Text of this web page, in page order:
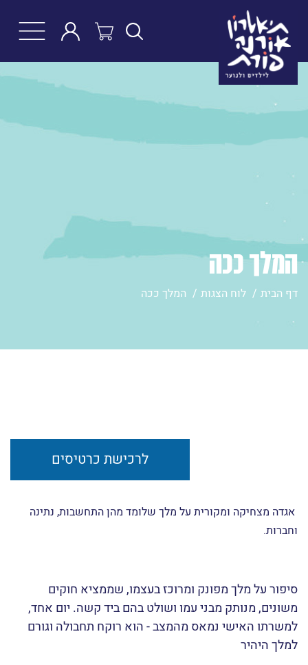
המלך ככה
דף הבית לוח הצגות המלך ככה
לרכישת כרטיסים
אגדה מצחיקה ומקורית על מלך שלומד מהן התחשבות, נתינה
וחברות.
סיפור על מלך מפונק ומרוכז בעצמו, שממציא חוקים
משונים, מנותק מבני עמו ושולט בהם ביד קשה. יום אחד,
למשרתו האישי נמאס מהמצב - הוא רוקח תחבולה וגורם
למלך היהיר